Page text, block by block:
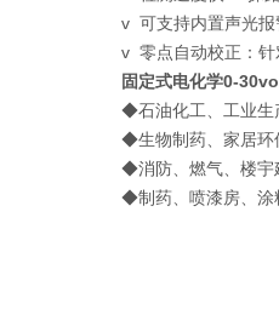
v 可支持内置声光报
v 零点自动校正：针
固定式电化学0-
◆石油化工、工业生
◆生物制药、家居环
◆消防、燃气、楼宇
◆制药、喷漆房、涂